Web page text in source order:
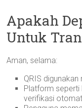
Apakah
Untuk
Aman, selama:
QRIS
Platform seperti
verifikasi